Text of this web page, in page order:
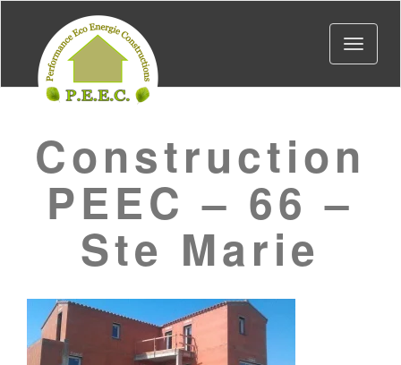
Toggle
Construction
PEEC – 66 –
Ste Marie